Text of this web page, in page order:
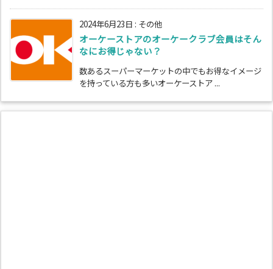
2024年6月23日 : その他
オーケーストアのオーケークラブ会員はそん
なにお得じゃない？
数あるスーパーマーケットの中でもお得なイメージ
を持っている方も多いオーケーストア ...